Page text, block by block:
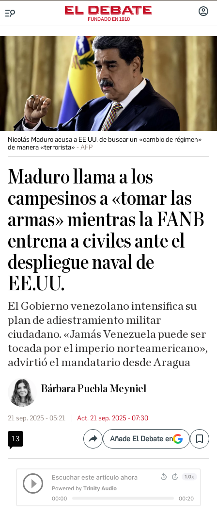
FUNDADO EN 1910
Nicolás Maduro acusa a EE.UU. de buscar un «cambio de régimen»
de manera «terrorista»
AFP
Maduro llama a los
campesinos a «tomar las
armas» mientras la FANB
entrena a civiles ante el
despliegue naval de
EE.UU.
El Gobierno venezolano intensifica su
plan de adiestramiento militar
ciudadano. «Jamás Venezuela puede ser
tocada por el imperio norteamericano»,
advirtió el mandatario desde Aragua
Bárbara Puebla Meyniel
21 sep. 2025 - 05:21 Act. 21 sep. 2025 - 07:30
13 CompartirAñade El Debate en Save